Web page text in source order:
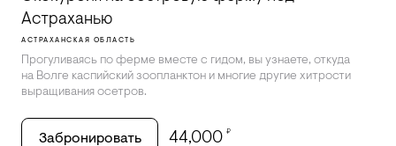
Астраханью
АСТРАХАНСКАЯ ОБЛАСТЬ
Прогуливаясь по ферме вместе с гидом, вы узнаете, откуда
на Волге каспийский зоопланктон и многие другие хитрости
выращивания осетров.
Забронировать 44,000 ₽